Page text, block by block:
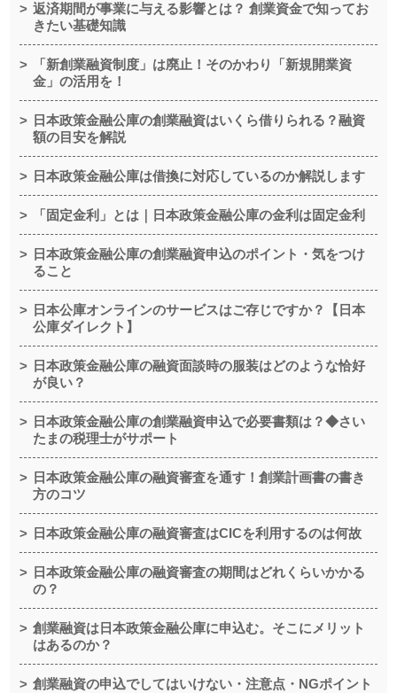
返済期間が事業に与える影響とは？ 創業資金で知ってお
きたい基礎知識
「新創業融資制度」は廃止！そのかわり「新規開業資
金」の活用を！
日本政策金融公庫の創業融資はいくら借りられる？融資
額の目安を解説
日本政策金融公庫は借換に対応しているのか解説します
「固定金利」とは｜日本政策金融公庫の金利は固定金利
日本政策金融公庫の創業融資申込のポイント・気をつけ
ること
日本公庫オンラインのサービスはご存じですか？【日本
公庫ダイレクト】
日本政策金融公庫の融資面談時の服装はどのような恰好
が良い？
日本政策金融公庫の創業融資申込で必要書類は？◆さい
たまの税理士がサポート
日本政策金融公庫の融資審査を通す！創業計画書の書き
方のコツ
日本政策金融公庫の融資審査はCICを利用するのは何故
日本政策金融公庫の融資審査の期間はどれくらいかかる
の？
創業融資は日本政策金融公庫に申込む。そこにメリット
はあるのか？
創業融資の申込でしてはいけない・注意点・NGポイント